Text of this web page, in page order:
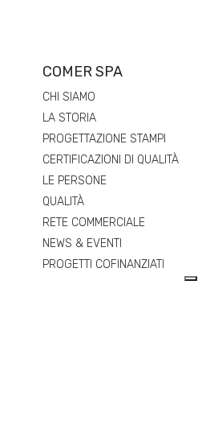
COMER SPA
CHI SIAMO
LA STORIA
PROGETTAZIONE STAMPI
CERTIFICAZIONI DI QUALITÀ
LE PERSONE
QUALITÀ
RETE COMMERCIALE
NEWS & EVENTI
PROGETTI COFINANZIATI